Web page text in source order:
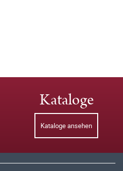
Kataloge
Kataloge ansehen